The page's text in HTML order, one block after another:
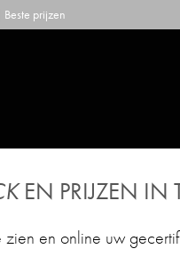
prijzen
EN PRIJZEN IN
zien en online uw